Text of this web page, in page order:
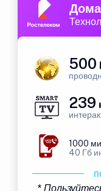
500
239
1000
40 Гб
*